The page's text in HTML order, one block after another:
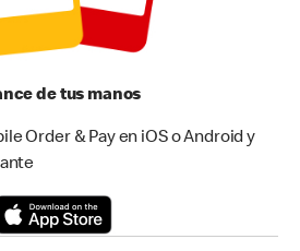
de tus manos
Order & Pay en iOS o Android y